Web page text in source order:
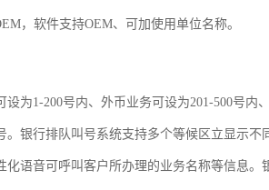
，软件支持OEM、可加使用单位名称。
设为1-200号内、外币业务可设为201-500号
。银行排队叫号系统支持多个等候区立显示不
化语音可呼叫客户所办理的业务名称等信息